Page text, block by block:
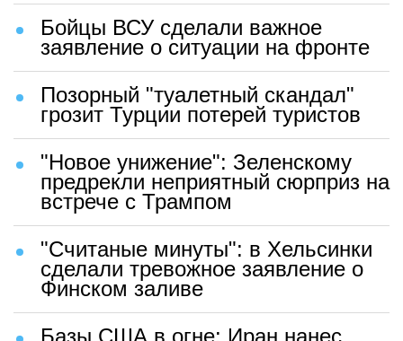
Бойцы ВСУ сделали важное
заявление о ситуации на фронте
Позорный "туалетный скандал"
грозит Турции потерей туристов
"Новое унижение": Зеленскому
предрекли неприятный сюрприз на
встрече с Трампом
"Считаные минуты": в Хельсинки
сделали тревожное заявление о
Финском заливе